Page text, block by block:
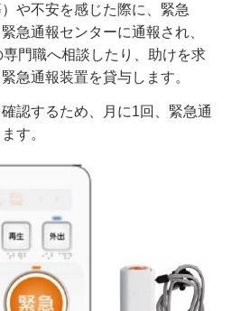
や不安を感じた際に、緊急
急通報センターに通報され、
門職へ相談したり、助けを求
急通報装置を貸与します。
認するため、月に1回、緊急通
す。